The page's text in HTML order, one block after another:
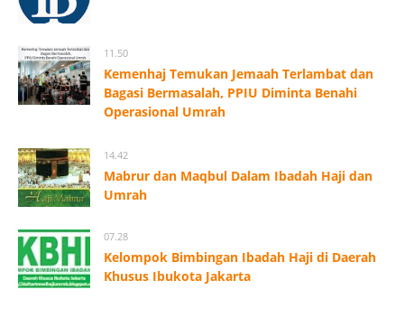
11.50
Kemenhaj Temukan Jemaah Terlambat dan
Bagasi Bermasalah, PPIU Diminta Benahi
Operasional Umrah
14.42
Mabrur dan Maqbul Dalam Ibadah Haji dan
Umrah
07.28
Kelompok Bimbingan Ibadah Haji di Daerah
Khusus Ibukota Jakarta